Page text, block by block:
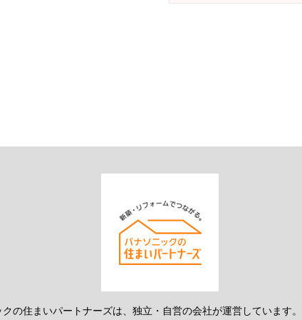
の住まいパートナーズは、独立・自営の会社が運営しています。